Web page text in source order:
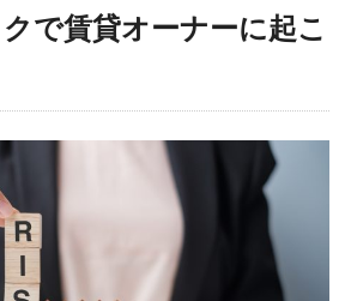
で賃貸オーナーに起こ